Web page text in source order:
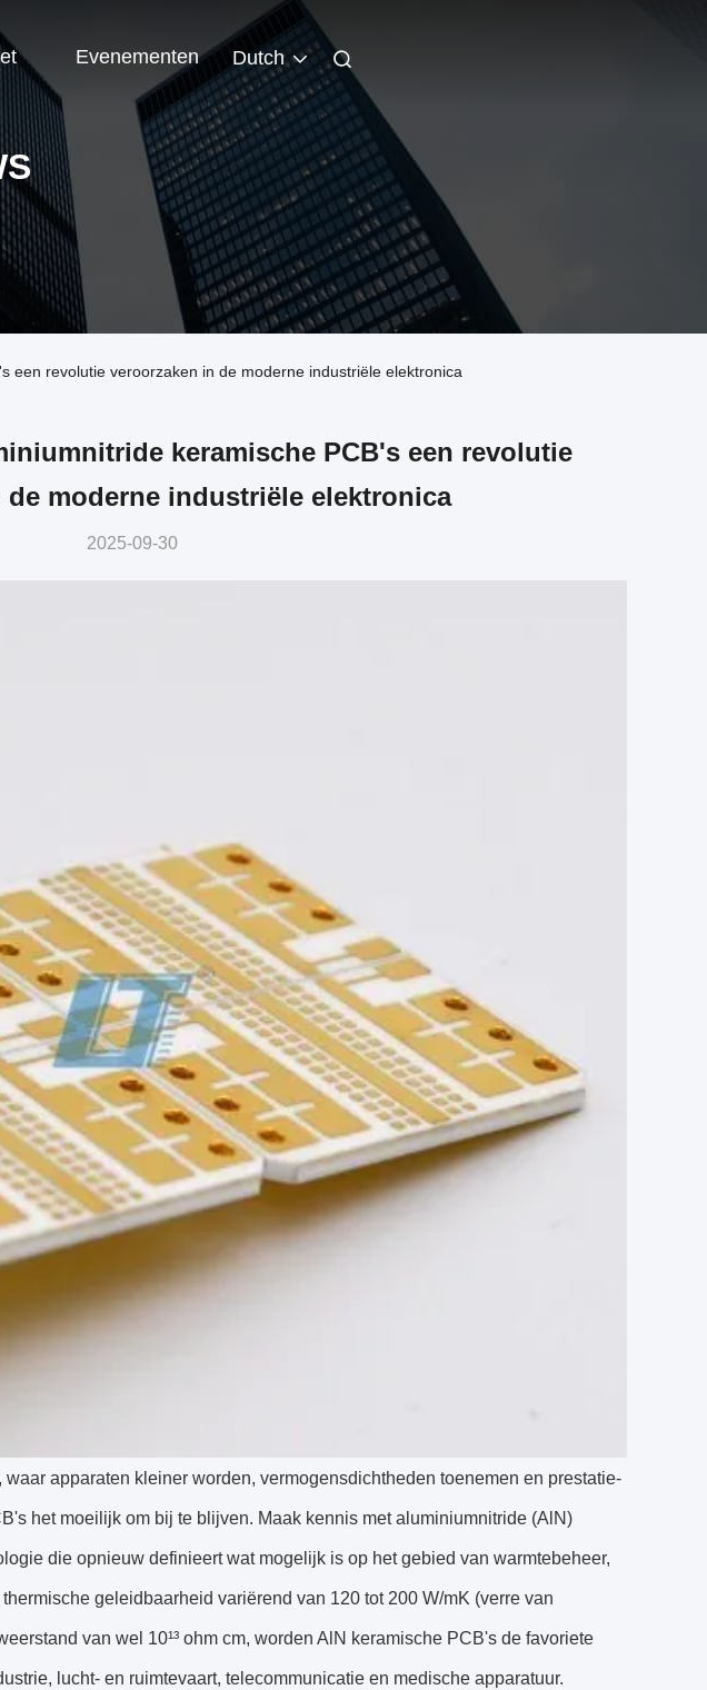
Evenementen Dutch
een revolutie veroorzaken in de moderne industriële elektronica
keramische PCB's een revolutie
de moderne industriële elektronica
2025-09-30
apparaten kleiner worden, vermogensdichtheden toenemen en prestatie-
het moeilijk om bij te blijven. Maak kennis met aluminiumnitride (AlN)
die opnieuw definieert wat mogelijk is op het gebied van warmtebeheer,
geleidbaarheid variërend van 120 tot 200 W/mK (verre van
van wel 10¹³ ohm cm, worden AlN keramische PCB's de favoriete
lucht- en ruimtevaart, telecommunicatie en medische apparatuur.